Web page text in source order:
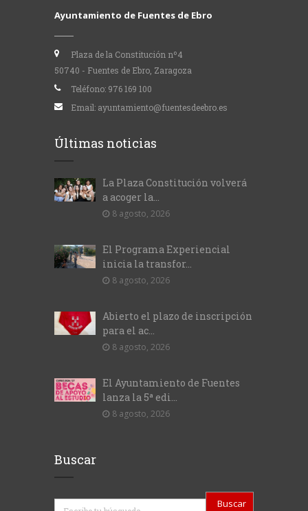
Ayuntamiento de Fuentes de Ebro
Plaza de la Constitución nº4
50740 - Fuentes de Ebro, Zaragoza
Teléfono: 976 169 100
Email: ayuntamiento@fuentesdeebro.es
Últimas noticias
La Plaza Constitución volverá
a acoger la...
8 agosto, 2026
El Programa Experiencial
inicia la transfor...
8 agosto, 2026
Abierto el plazo de inscripción
para el ac...
8 agosto, 2026
El Ayuntamiento de Fuentes
lanza la 5ª edi...
8 agosto, 2026
Buscar
Buscar